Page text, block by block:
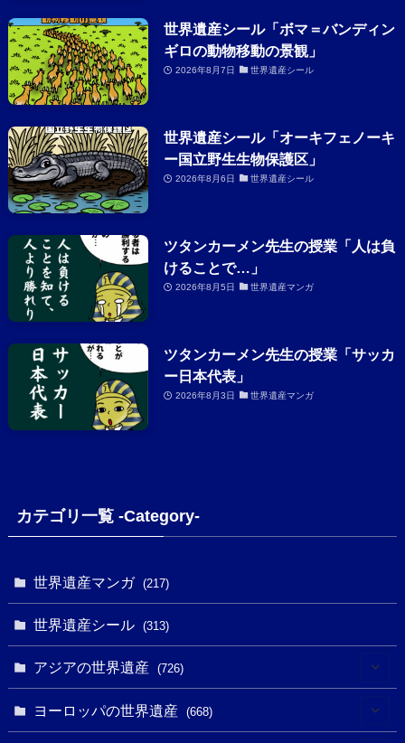
世界遺産シール「ボマ＝バンディン
ギロの動物移動の景観」
2026年8月7日 世界遺産シール
世界遺産シール「オーキフェノーキ
ー国立野生生物保護区」
2026年8月6日 世界遺産シール
ツタンカーメン先生の授業「人は負
けることで…」
2026年8月5日 世界遺産マンガ
ツタンカーメン先生の授業「サッカ
ー日本代表」
2026年8月3日 世界遺産マンガ
カテゴリ一覧 -Category-
世界遺産マンガ (217)
世界遺産シール (313)
アジアの世界遺産 (726)
(6)
ヨーロッパの世界遺産 (668)